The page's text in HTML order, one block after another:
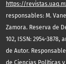
https://
responsables: M.
Zamora. Reserva de
102, ISSN: 2954-
de Autor.